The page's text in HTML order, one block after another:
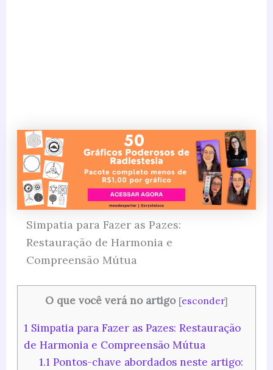
Simpatia para Fazer as Pazes:
Restauração de Harmonia e
Compreensão Mútua
O que você verá no artigo [esconder]
1Simpatia para Fazer as Pazes: Restauração
de Harmonia e Compreensão Mútua
1.1 Pontos-chave abordados neste artigo: